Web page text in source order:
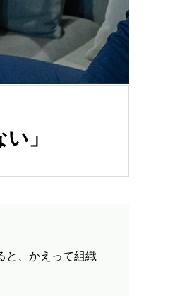
」
と、かえって組織